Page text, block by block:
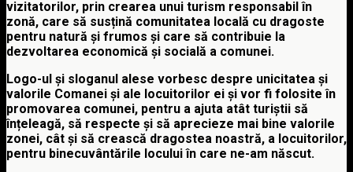
vizitatorilor, prin crearea unui turism responsabil în
zonă, care să susțină comunitatea locală cu dragoste
pentru natură și frumos și care să contribuie la
dezvoltarea economică și socială a comunei.
Logo-ul și sloganul alese vorbesc despre unicitatea și
valorile Comanei și ale locuitorilor ei și vor fi folosite în
promovarea comunei, pentru a ajuta atât turiștii să
înțeleagă, să respecte și să aprecieze mai bine valorile
zonei, cât și să crească dragostea noastră, a locuitorilor,
pentru binecuvântările locului în care ne-am născut.